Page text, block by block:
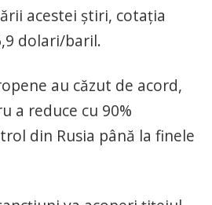
acestei știri, cotația
dolari/baril.
au căzut de acord,
a reduce cu 90%
din Rusia până la finele